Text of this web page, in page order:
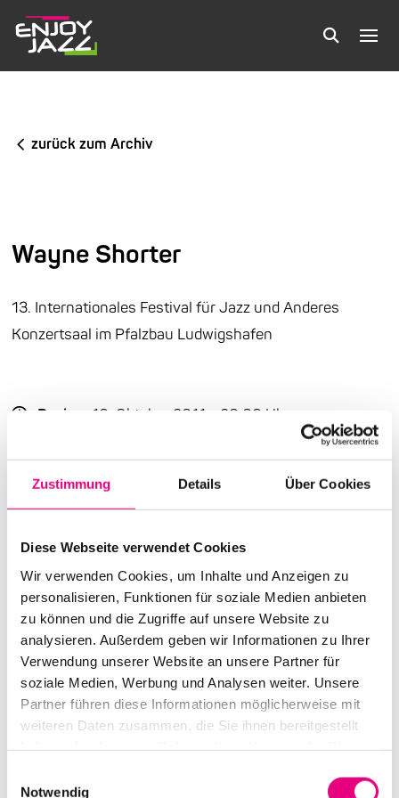
Zustimmung Details Über Cookies
Diese Webseite verwendet Cookies
Wir verwenden Cookies, um Inhalte und Anzeigen zu
personalisieren, Funktionen für soziale Medien anbieten
zu können und die Zugriffe auf unsere Website zu
analysieren. Außerdem geben wir Informationen zu Ihrer
Verwendung unserer Website an unsere Partner für
soziale Medien, Werbung und Analysen weiter. Unsere
Partner führen diese Informationen möglicherweise mit
weiteren Daten zusammen, die Sie ihnen bereitgestellt
Notwendig
zurück zum Archiv
Wayne Shorter
13. Internationales Festival für Jazz und Anderes
Konzertsaal im Pfalzbau Ludwigshafen
Beginn: 10. Oktober 2011 - 20:00 Uhr
Ende:10. Oktober 2011 - 22:30 Uhr
Wayne Shorter : sax
John Patitucci : b
Danilo Perez : p
VVK Preis:
45 / 40 / 35€
Abendkasse:51 / 45 / 40€
Nationalität:USA